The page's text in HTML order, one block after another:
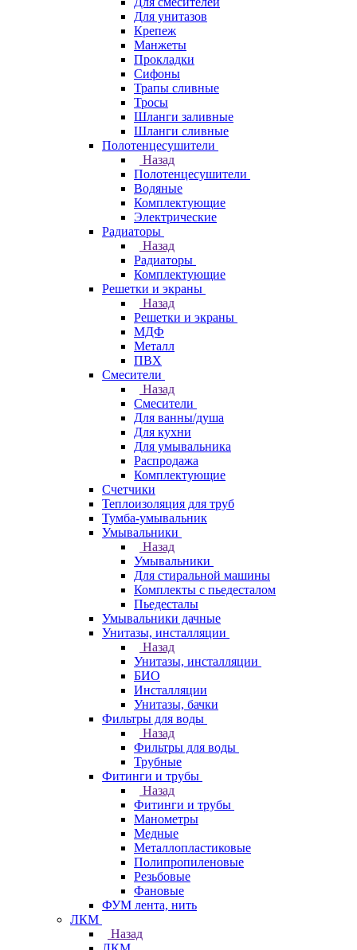
Для унитазов
Крепеж
Манжеты
Прокладки
Сифоны
Трапы сливные
Тросы
Шланги заливные
Шланги сливные
Полотенцесушители
Назад
Полотенцесушители
Водяные
Комплектующие
Электрические
Радиаторы
Назад
Радиаторы
Комплектующие
Решетки и экраны
Назад
Решетки и экраны
МДФ
Металл
ПВХ
Смесители
Назад
Смесители
Для ванны/душа
Для кухни
Для умывальника
Распродажа
Комплектующие
Счетчики
Теплоизоляция для труб
Тумба-умывальник
Умывальники
Назад
Умывальники
Для стиральной машины
Комплекты с пьедесталом
Пьедесталы
Умывальники дачные
Унитазы, инсталляции
Назад
Унитазы, инсталляции
БИО
Инсталляции
Унитазы, бачки
Фильтры для воды
Назад
Фильтры для воды
Трубные
Фитинги и трубы
Назад
Фитинги и трубы
Манометры
Медные
Металлопластиковые
Полипропиленовые
Резьбовые
Фановые
ФУМ лента, нить
ЛКМ
Назад